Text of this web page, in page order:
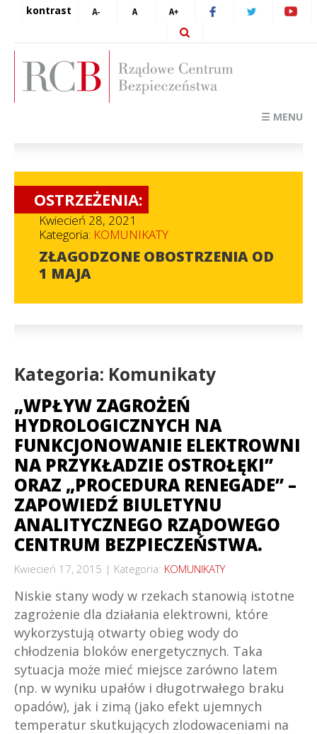
kontrast
☰ MENU
OSTRZEŻENIA:
Kwiecień 28, 2021
Kategoria: KOMUNIKATY
ZŁAGODZONE OBOSTRZENIA OD
1 MAJA
Kategoria: Komunikaty
„WPŁYW ZAGROŻEŃ
HYDROLOGICZNYCH NA
FUNKCJONOWANIE ELEKTROWNI
NA PRZYKŁADZIE OSTROŁĘKI”
ORAZ „PROCEDURA RENEGADE” –
ZAPOWIEDŹ BIULETYNU
ANALITYCZNEGO RZĄDOWEGO
CENTRUM BEZPIECZEŃSTWA.
Kwiecień 17, 2015 Kategoria: KOMUNIKATY
Niskie stany wody w rzekach stanowią istotne
zagrożenie dla działania elektrowni, które
wykorzystują otwarty obieg wody do
chłodzenia bloków energetycznych. Taka
sytuacja może mieć miejsce zarówno latem
(np. w wyniku upałów i długotrwałego braku
opadów), jak i zimą (jako efekt ujemnych
temperatur skutkujących zlodowaceniami na